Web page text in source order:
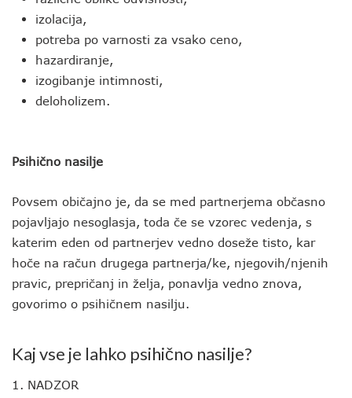
izolacija,
potreba po varnosti za vsako ceno,
hazardiranje,
izogibanje intimnosti,
deloholizem.
Psihično nasilje
Povsem običajno je, da se med partnerjema občasno
pojavljajo nesoglasja, toda če se vzorec vedenja, s
katerim eden od partnerjev vedno doseže tisto, kar
hoče na račun drugega partnerja/ke, njegovih/njenih
pravic, prepričanj in želja, ponavlja vedno znova,
govorimo o psihičnem nasilju.
Kaj vse je lahko psihično nasilje?
1. NADZOR